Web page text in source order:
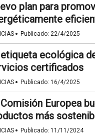
plan para
· Publicado: 22/4/2025
ecológica
certificados
· Publicado: 16/4/2025
Europea
más
· Publicado: 11/11/2024